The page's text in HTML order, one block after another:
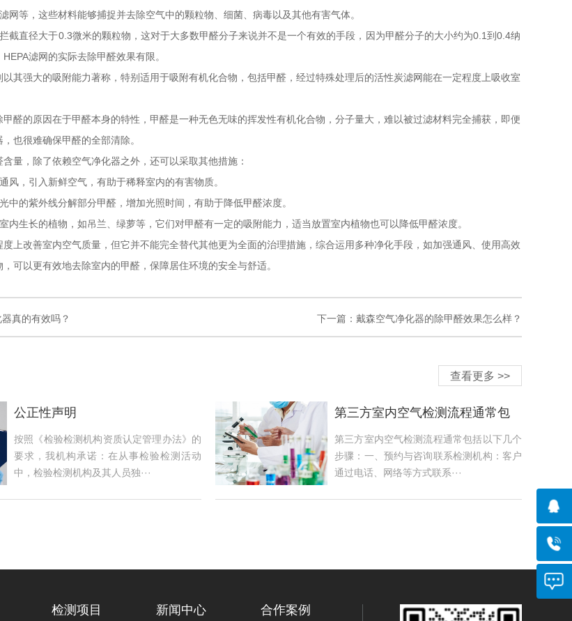
网等，这些材料能够捕捉并去除空气中的颗粒物、细菌、病毒以及其他有害气体。
截直径大于0.3微米的颗粒物，这对于大多数甲醛分子来说并不是一个有效的手段，因为甲醛分子的大小约为0.1到0.4纳
滤网的实际去除甲醛效果有限。
其强大的吸附能力著称，特别适用于吸附有机化合物，包括甲醛，经过特殊处理后的活性炭滤网能在一定程度上吸收室
醛的原因在于甲醛本身的特性，甲醛是一种无色无味的挥发性有机化合物，分子量大，难以被过滤材料完全捕获，即便
也很难确保甲醛的全部清除。
量，除了依赖空气净化器之外，还可以采取其他措施：
风，引入新鲜空气，有助于稀释室内的有害物质。
中的紫外线分解部分甲醛，增加光照时间，有助于降低甲醛浓度。
内生长的植物，如吊兰、绿萝等，它们对甲醛有一定的吸附能力，适当放置室内植物也可以降低甲醛浓度。
上改善室内空气质量，但它并不能完全替代其他更为全面的治理措施，综合运用多种净化手段，如加强通风、使用高效
可以更有效地去除室内的甲醛，保障居住环境的安全与舒适。
真的有效吗？ 下一篇： 戴森空气净化器的除甲醛效果怎么样？
查看更多 >>
公正性声明
按照《检验检测机构资质认定管理办法》的
要求，我机构承诺：在从事检验检测活动
中，检验检测机构及其人员独···
第三方室内空气检测流程通常包
括以下几个步骤
第三方室内空气检测流程通常包括以下几个
步骤：一、预约与咨询联系检测机构：客户
通过电话、网络等方式联系···
检测项目 新闻中心 合作案例